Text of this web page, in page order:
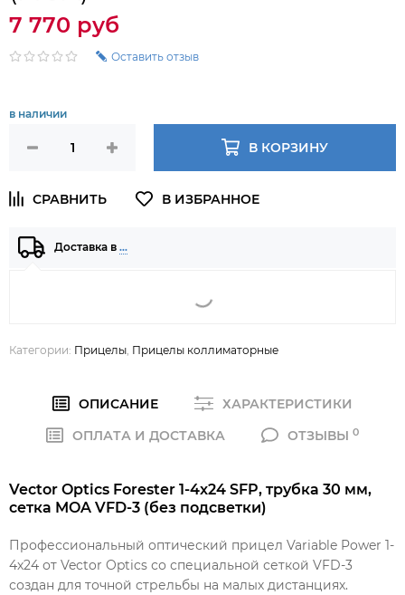
7 770 руб
Оставить отзыв
в наличии
В КОРЗИНУ
Доставка в …
Категории: Прицелы Прицелы коллиматорные
ОПИСАНИЕ
ХАРАКТЕРИСТИКИ
ОПЛАТА И ДОСТАВКА
ОТЗЫВЫ 0
Vector Optics Forester 1-4x24 SFP, трубка 30 мм,
сетка MOA VFD-3 (без подсветки)
Профессиональный оптический прицел Variable Power 1-
4х24 от Vector Optics со специальной сеткой VFD-3
создан для точной стрельбы на малых дистанциях.